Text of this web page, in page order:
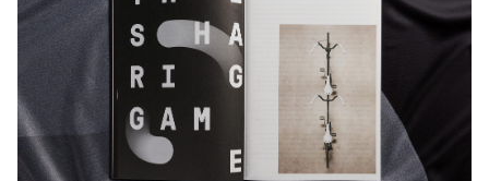
Services
Kontakt
Suche